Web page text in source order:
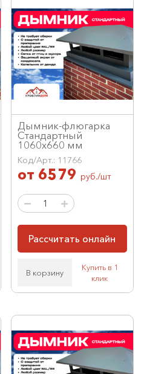
Дымник-флюгарка
Стандартный
1060х660 мм
Код/Арт.: 11766
от 6579 руб./шт
Рассчитать онлайн
В корзину
Купить в 1
клик